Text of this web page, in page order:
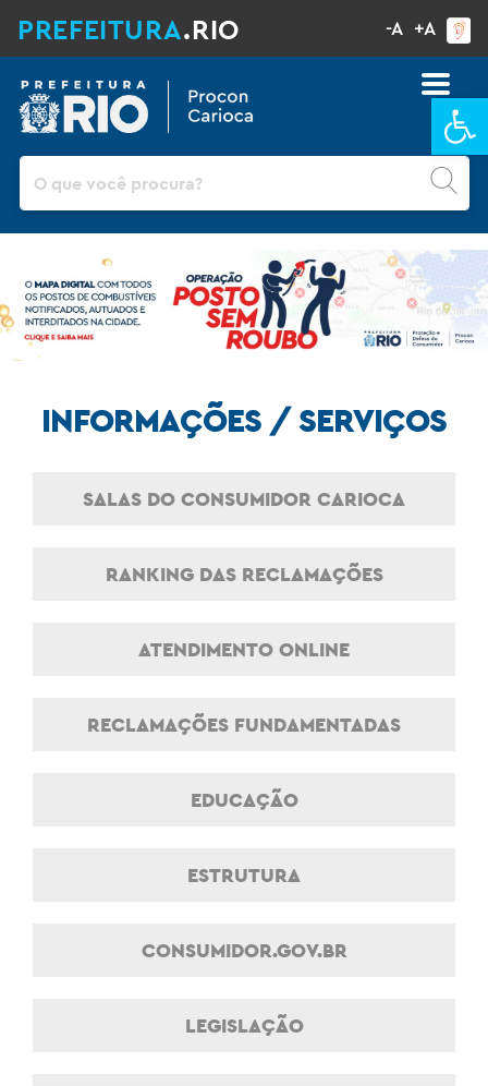
PREFEITURA.RIO -A +A
Previous
INFORMAÇÕES / SERVIÇOS
SALAS DO CONSUMIDOR CARIOCA
RANKING DAS RECLAMAÇÕES
ATENDIMENTO ONLINE
RECLAMAÇÕES FUNDAMENTADAS
EDUCAÇÃO
ESTRUTURA
CONSUMIDOR.GOV.BR
LEGISLAÇÃO